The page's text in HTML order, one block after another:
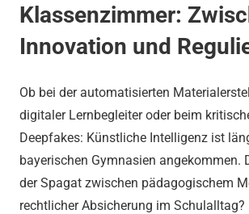
Klassenzimmer:
Innovation und
Ob bei der automatisierten
digitaler Lernbegleiter oder beim
Deepfakes: Künstliche Intelligenz ist
bayerischen Gymnasien angekommen.
der Spagat zwischen pädagogischem
rechtlicher Absicherung im Schulalltag?